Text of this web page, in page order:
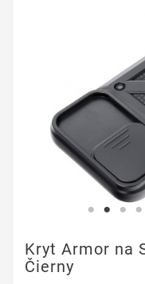
Kryt Armor na
Čierny